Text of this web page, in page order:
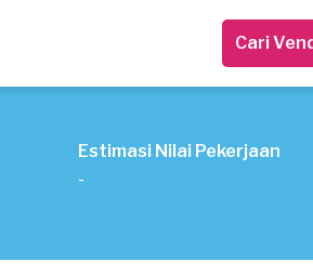
Cari
Estimasi Nilai Pekerjaan
-